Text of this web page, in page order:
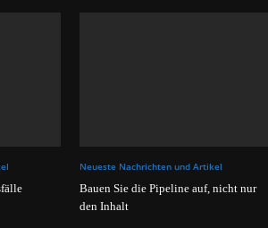
Neueste Nachrichten und Artikel
Bauen Sie die Pipeline auf, nicht nur
den Inhalt